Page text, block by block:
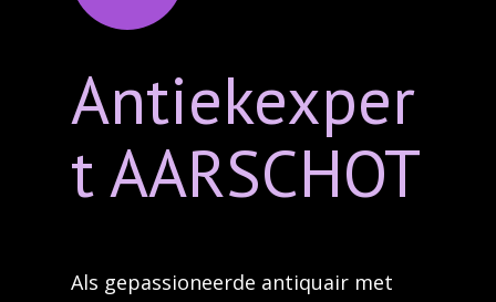
Antiekexper
t AARSCHOT
Als gepassioneerde antiquair met